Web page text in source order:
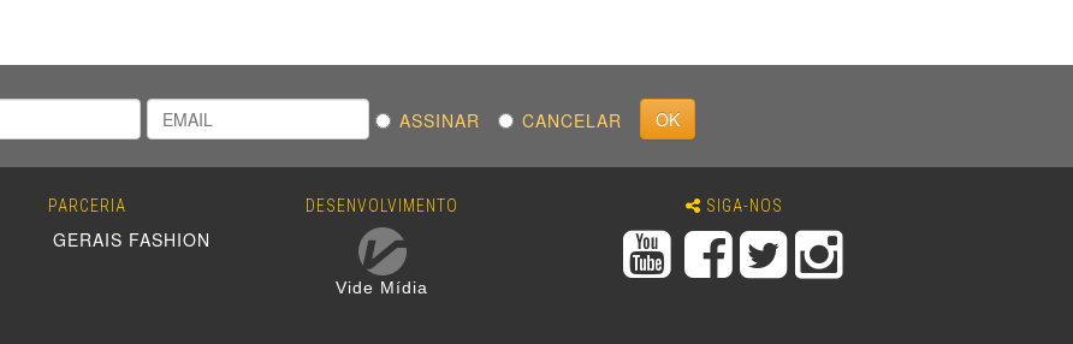
ASSINAR CANCELAR
PARCERIA
GERAIS FASHION
DESENVOLVIMENTO
Vide Mídia
SIGA-NOS